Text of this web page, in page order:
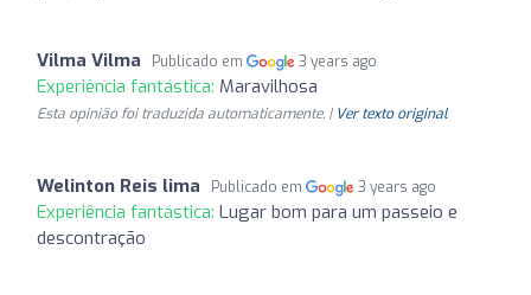
Vilma Vilma Publicado em 3 years ago
Experiência fantástica: Maravilhosa
Esta opinião foi traduzida automaticamente. | Ver texto original
Welinton Reis lima Publicado em 3 years ago
Experiência fantástica: Lugar bom para um passeio e
descontração